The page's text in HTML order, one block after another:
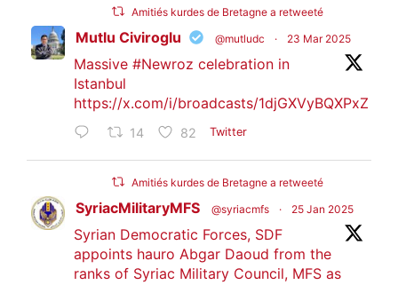
Amitiés kurdes de Bretagne a retweeté
Mutlu Civiroglu @mutludc · 23 Mar 2025
Massive #Newroz celebration in
Istanbul
https://x.com/i/broadcasts/1djGXVyBQXPxZ
14 82 Twitter
Amitiés kurdes de Bretagne a retweeté
SyriacMilitaryMFS @syriacmfs · 25 Jan 2025
Syrian Democratic Forces, SDF
appoints hauro Abgar Daoud from the
ranks of Syriac Military Council, MFS as